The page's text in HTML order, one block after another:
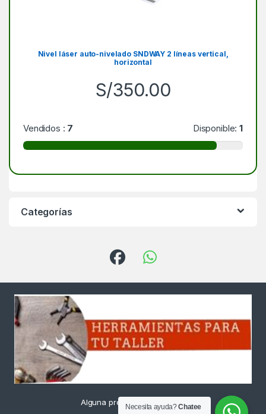
Nivel láser auto-nivelado SNDWAY 2 líneas vertical,
horizontal
S/350.00
Vendidos : 7 Disponible:1
Categorías
Alguna pregunta ? Llámanos
Necesita ayuda?Chatee